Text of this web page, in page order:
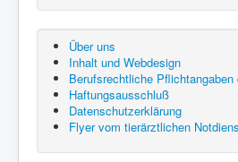
Über uns
Inhalt und Webdesign
Berufsrechtliche
Haftungsausschluß
Datenschutzerklärung
Flyer vom tierärztlichen